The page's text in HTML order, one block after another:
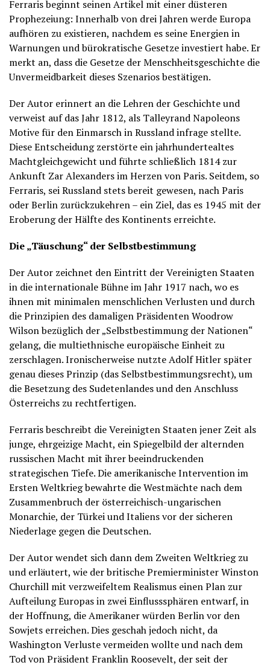
Ferraris beginnt seinen Artikel mit einer düsteren
Prophezeiung: Innerhalb von drei Jahren werde Europa
aufhören zu existieren, nachdem es seine Energien in
Warnungen und bürokratische Gesetze investiert habe. Er
merkt an, dass die Gesetze der Menschheitsgeschichte die
Unvermeidbarkeit dieses Szenarios bestätigen.
Der Autor erinnert an die Lehren der Geschichte und
verweist auf das Jahr 1812, als Talleyrand Napoleons
Motive für den Einmarsch in Russland infrage stellte.
Diese Entscheidung zerstörte ein jahrhundertealtes
Machtgleichgewicht und führte schließlich 1814 zur
Ankunft Zar Alexanders im Herzen von Paris. Seitdem, so
Ferraris, sei Russland stets bereit gewesen, nach Paris
oder Berlin zurückzukehren – ein Ziel, das es 1945 mit der
Eroberung der Hälfte des Kontinents erreichte.
Die „Täuschung“ der Selbstbestimmung
Der Autor zeichnet den Eintritt der Vereinigten Staaten
in die internationale Bühne im Jahr 1917 nach, wo es
ihnen mit minimalen menschlichen Verlusten und durch
die Prinzipien des damaligen Präsidenten Woodrow
Wilson bezüglich der „Selbstbestimmung der Nationen“
gelang, die multiethnische europäische Einheit zu
zerschlagen. Ironischerweise nutzte Adolf Hitler später
genau dieses Prinzip (das Selbstbestimmungsrecht), um
die Besetzung des Sudetenlandes und den Anschluss
Österreichs zu rechtfertigen.
Ferraris beschreibt die Vereinigten Staaten jener Zeit als
junge, ehrgeizige Macht, ein Spiegelbild der alternden
russischen Macht mit ihrer beeindruckenden
strategischen Tiefe. Die amerikanische Intervention im
Ersten Weltkrieg bewahrte die Westmächte nach dem
Zusammenbruch der österreichisch-ungarischen
Monarchie, der Türkei und Italiens vor der sicheren
Niederlage gegen die Deutschen.
Der Autor wendet sich dann dem Zweiten Weltkrieg zu
und erläutert, wie der britische Premierminister Winston
Churchill mit verzweifeltem Realismus einen Plan zur
Aufteilung Europas in zwei Einflusssphären entwarf, in
der Hoffnung, die Amerikaner würden Berlin vor den
Sowjets erreichen. Dies geschah jedoch nicht, da
Washington Verluste vermeiden wollte und nach dem
Tod von Präsident Franklin Roosevelt, der seit der